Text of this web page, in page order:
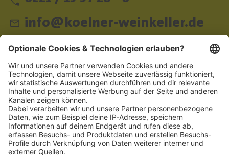
info@koelner-weinkeller.de
Schnellzugriff
ZAHLUNGSMETHODEN
SOCIAL
NEWSLETTER